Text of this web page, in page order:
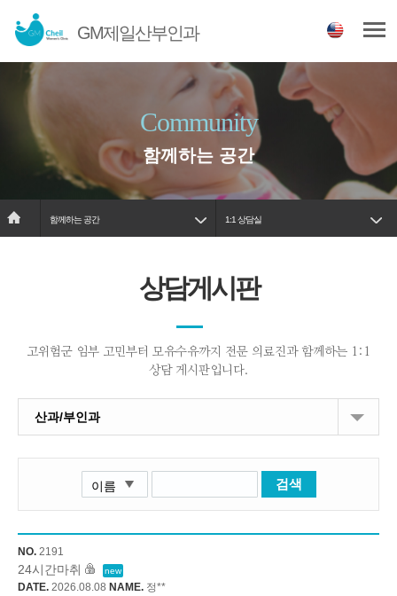
GM제일산부인과
Community
함께하는 공간
함께하는 공간 1:1 상담실
상담게시판
고위험군 임부 고민부터 모유수유까지 전문 의료진과 함께하는 1:1
상담 게시판입니다.
산과/부인과
검색
NO. 2191
24시간마취 new
DATE. 2026.08.08 NAME. 정**